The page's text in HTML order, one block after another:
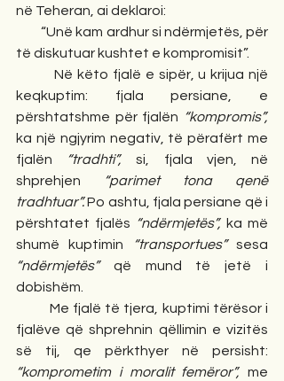
në Teheran, ai deklaroi:
         “Unë kam ardhur si ndërmjetës, për
të diskutuar kushtet e kompromisit”.
         Në këto fjalë e sipër, u krijua një
keqkuptim: fjala persiane, e
përshtatshme për fjalën
ka një ngjyrim negativ, të përafërt me
fjalën
“tradhti”, si, fjala vjen, në
shprehjen
“parimet tona qenë
tradhtuar”. Po ashtu, fjala persiane që i
përshtatet fjalës “ndërmjetës”, ka më
shumë kuptimin
“transportues”
“ndërmjetës” që mund të jetë i
dobishëm.
fjalëve që shprehnin qëllimin e vizitës
“komprometim i moralit femëror”, me